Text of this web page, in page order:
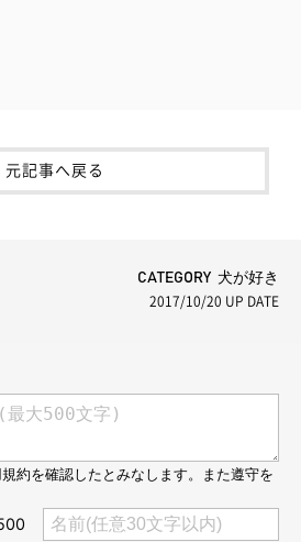
元記事へ戻る
CATEGORY 犬が好き
2017/10/20 UP DATE